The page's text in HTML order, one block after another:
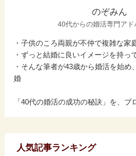
のぞみん
40代からの婚活専門アド
・子供のころ両親が不仲で複雑な家
・ずっと結婚に良いイメージを持っ
・そんな筆者が43歳から婚活を始め
婚
「40代の婚活の成功の秘訣」を、
人気記事ランキング